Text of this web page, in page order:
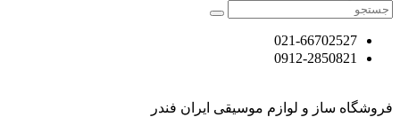
021-66702527
0912-2850821
فروشگاه ساز و لوازم موسیقی ایران فندر